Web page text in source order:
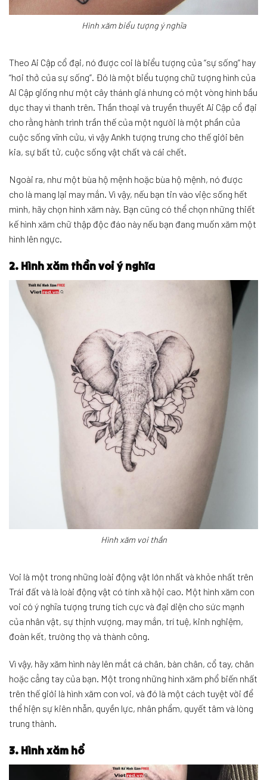
Hình xăm biểu tượng ý nghĩa
Theo Ai Cập cổ đại, nó được coi là biểu tượng của “sự sống” hay
“hơi thở của sự sống”. Đó là một biểu tượng chữ tượng hình của
Ai Cập giống như một cây thánh giá nhưng có một vòng hình bầu
dục thay vì thanh trên. Thần thoại và truyền thuyết Ai Cập cổ đại
cho rằng hành trình trần thế của một người là một phần của
cuộc sống vĩnh cửu, vì vậy Ankh tượng trưng cho thế giới bên
kia, sự bất tử, cuộc sống vật chất và cái chết.
Ngoài ra, như một bùa hộ mệnh hoặc bùa hộ mệnh, nó được
cho là mang lại may mắn. Vì vậy, nếu bạn tin vào việc sống hết
mình, hãy chọn hình xăm này. Bạn cũng có thể chọn những thiết
kế hình xăm chữ thập độc đáo này nếu bạn đang muốn xăm một
hình lên ngực.
2. Hình xăm thần voi ý nghĩa
Hình xăm voi thần
Voi là một trong những loài động vật lớn nhất và khỏe nhất trên
Trái đất và là loài động vật có tính xã hội cao. Một hình xăm con
voi có ý nghĩa tượng trưng tích cực và đại diện cho sức mạnh
của nhân vật, sự thịnh vượng, may mắn, trí tuệ, kinh nghiệm,
đoàn kết, trường thọ và thành công.
Vì vậy, hãy xăm hình này lên mắt cá chân, bàn chân, cổ tay, chân
hoặc cẳng tay của bạn. Một trong những hình xăm phổ biến nhất
trên thế giới là hình xăm con voi, và đó là một cách tuyệt vời để
thể hiện sự kiên nhẫn, quyền lực, nhân phẩm, quyết tâm và lòng
trung thành.
3. Hình xăm hổ